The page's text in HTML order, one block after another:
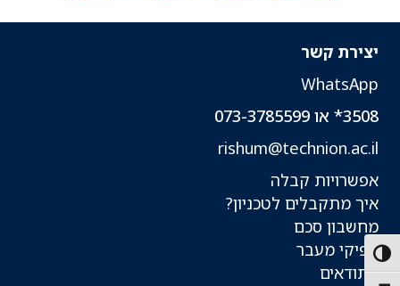
Toggle High Contrast
יצירת קשר
WhatsApp
3508* או 073-3785599
rishum@technion.ac.il
אפשרויות קבלה
איך מתקבלים לטכניון?
מחשבון סכם
אפיקי מעבר
עתודאים